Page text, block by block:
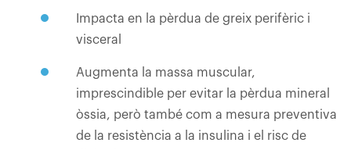
Impacta en la pèrdua de greix perifèric i
visceral
Augmenta la massa muscular,
imprescindible per evitar la pèrdua mineral
òssia, però també com a mesura preventiva
de la resistència a la insulina i el risc de